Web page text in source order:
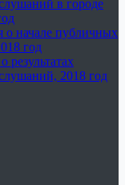
в городе
начале публичных
год
результатах
2018 год